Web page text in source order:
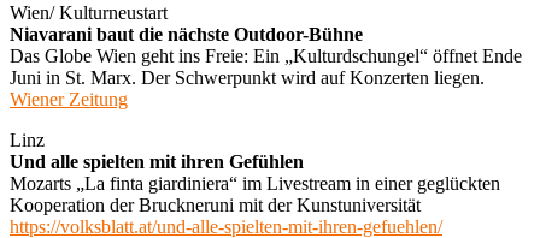
Wien/ Kulturneustart
Niavarani baut die nächste Outdoor-Bühne
Das Globe Wien geht ins Freie: Ein „Kulturdschungel“ öffnet Ende
Juni in St. Marx. Der Schwerpunkt wird auf Konzerten liegen.
Wiener Zeitung
Linz
Und alle spielten mit ihren Gefühlen
Mozarts „La finta giardiniera“ im Livestream in einer geglückten
Kooperation der Bruckneruni mit der Kunstuniversität
https://volksblatt.at/und-alle-spielten-mit-ihren-gefuehlen/